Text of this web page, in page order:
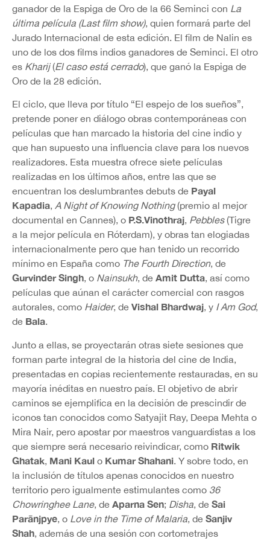
ganador de la Espiga de Oro de la 66 Seminci con La
última película (Last film show), quien formará parte del
Jurado Internacional de esta edición. El film de Nalin es
uno de los dos films indios ganadores de Seminci. El otro
es Kharij(El caso está cerrado), que ganó la Espiga de
Oro de la 28 edición.
El ciclo, que lleva por título “El espejo de los sueños”,
pretende poner en diálogo obras contemporáneas con
películas que han marcado la historia del cine indio y
que han supuesto una influencia clave para los nuevos
realizadores. Esta muestra ofrece siete películas
realizadas en los últimos años, entre las que se
encuentran los deslumbrantes debuts de Payal
Kapadia, A Night of Knowing Nothing(premio al mejor
documental en Cannes), o P.S.Vinothraj, Pebbles(Tigre
a la mejor película en Róterdam), y obras tan elogiadas
internacionalmente pero que han tenido un recorrido
mínimo en España como The Fourth Direction, de
Gurvinder Singh, o Nainsukh, de Amit Dutta, así como
películas que aúnan el carácter comercial con rasgos
autorales, como Haider, de Vishal Bhardwaj, y I Am God,
de Bala.
Junto a ellas, se proyectarán otras siete sesiones que
forman parte integral de la historia del cine de India,
presentadas en copias recientemente restauradas, en su
mayoría inéditas en nuestro país. El objetivo de abrir
caminos se ejemplifica en la decisión de prescindir de
iconos tan conocidos como Satyajit Ray, Deepa Mehta o
Mira Nair, pero apostar por maestros vanguardistas a los
que siempre será necesario reivindicar, como Ritwik
Ghatak, Mani Kaul o Kumar Shahani. Y sobre todo, en
la inclusión de títulos apenas conocidos en nuestro
territorio pero igualmente estimulantes como 36
Chowringhee Lane, de Aparna Sen; Disha, de Sai
Parānjpye, o Love in the Time of Malaria, de Sanjiv
Shah, además de una sesión con cortometrajes